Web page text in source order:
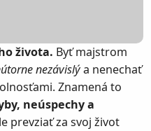
života. Byť majstrom
nezávislýa nenechať
Znamená to
neúspechy a
prevziať za svoj život